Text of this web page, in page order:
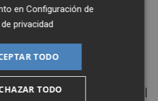
vive en una burbuja
está garantizada por
públicos -À
aquellos medios
su parte del pastel
enConfiguración de
privacidad
TODO
TODO